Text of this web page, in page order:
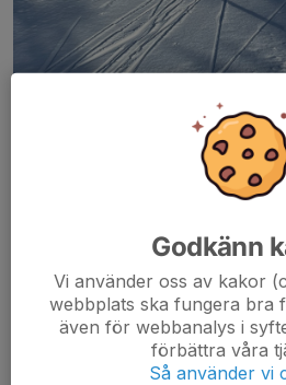
Skinnarloppshelgen, genom tankar
att vi kan bli ännu bättre nästa år. Vi
hoppas att så många som möjligt
Dela nyhet
Godkänn
Vi använder oss av kakor
webbplats ska fungera bra
även för webbanalys i
förbättra våra
Så använder vi